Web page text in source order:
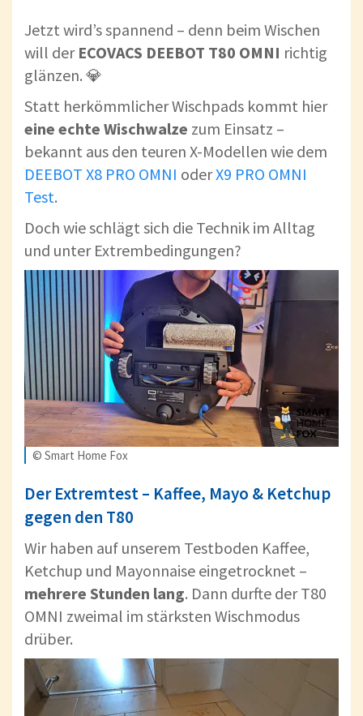
Jetzt wird’s spannend – denn beim Wischen
will der ECOVACS DEEBOT T80 OMNI richtig
glänzen. 💎
Statt herkömmlicher Wischpads kommt hier
eine echte Wischwalze zum Einsatz –
bekannt aus den teuren X-Modellen wie dem
DEEBOT X8 PRO OMNI oderX9 PRO OMNI
Test.
Doch wie schlägt sich die Technik im Alltag
und unter Extrembedingungen?
© Smart Home Fox
Der Extremtest – Kaffee, Mayo & Ketchup
gegen den T80
Wir haben auf unserem Testboden Kaffee,
Ketchup und Mayonnaise eingetrocknet –
mehrere Stunden lang. Dann durfte der T80
OMNI zweimal im stärksten Wischmodus
drüber.